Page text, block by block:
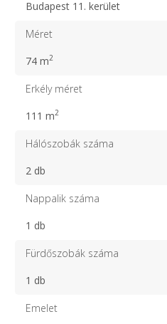
Budapest 11. kerület
Méret
74 m2
Erkély méret
111 m2
Hálószobák száma
2 db
Nappalik száma
1 db
Fürdőszobák száma
1 db
Emelet